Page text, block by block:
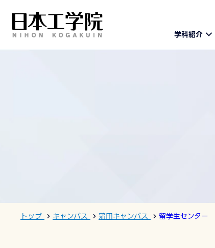
学科紹介
トップ キャンパス 蒲田キャンパス 留学生センター